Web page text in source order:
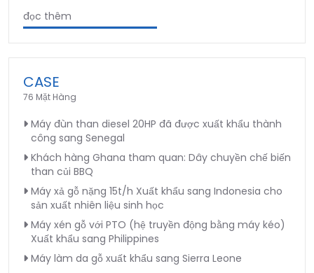
đọc thêm
CASE
76 Mặt Hàng
Máy đùn than diesel 20HP đã được xuất khẩu thành
công sang Senegal
Khách hàng Ghana tham quan: Dây chuyền chế biến
than củi BBQ
Máy xả gỗ nặng 15t/h Xuất khẩu sang Indonesia cho
sản xuất nhiên liệu sinh học
Máy xén gỗ với PTO (hệ truyền động bằng máy kéo)
Xuất khẩu sang Philippines
Máy làm da gỗ xuất khẩu sang Sierra Leone